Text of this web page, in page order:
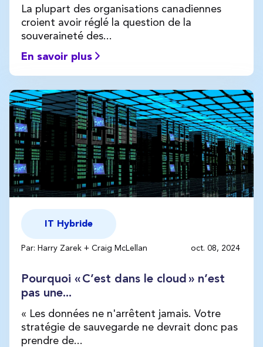
La plupart des organisations canadiennes
croient avoir réglé la question de la
souveraineté des...
En savoir plus
IT Hybride
Par: Harry Zarek + Craig McLellan oct. 08, 2024
Pourquoi « C’est dans le cloud » n’est
pas une...
« Les données ne n'arrêtent jamais. Votre
stratégie de sauvegarde ne devrait donc pas
prendre de...